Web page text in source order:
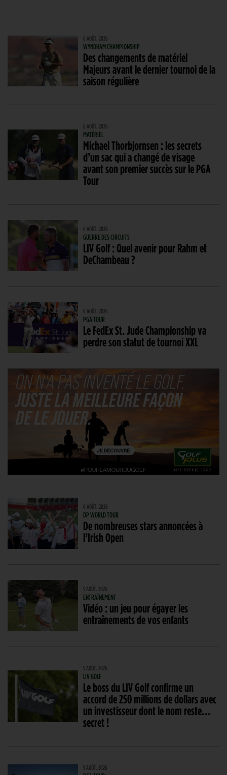
6 AOÛT. 2026
WYNDHAM CHAMPIONSHIP
Des changements de matériel
Majeurs avant le dernier tournoi de la
saison régulière
6 AOÛT. 2026
MATÉRIEL
Michael Thorbjornsen : les secrets
d’un sac qui a changé de visage
avant son premier succès sur le PGA
Tour
6 AOÛT. 2026
GUERRE DES CIRCUITS
LIV Golf : Quel avenir pour Rahm et
DeChambeau ?
6 AOÛT. 2026
PGA TOUR
Le FedEx St. Jude Championship va
perdre son statut de tournoi XXL
6 AOÛT. 2026
DP WORLD TOUR
De nombreuses stars annoncées à
l’Irish Open
5 AOÛT. 2026
ENTRAÎNEMENT
Vidéo : un jeu pour égayer les
entraînements de vos enfants
5 AOÛT. 2026
LIV GOLF
Le boss du LIV Golf confirme un
accord de 250 millions de dollars avec
un investisseur dont le nom reste…
secret !
5 AOÛT. 2026